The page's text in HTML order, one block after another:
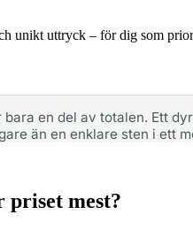
unikt uttryck – för dig som
en del av totalen. Ett
än en enklare sten i ett
priset mest?